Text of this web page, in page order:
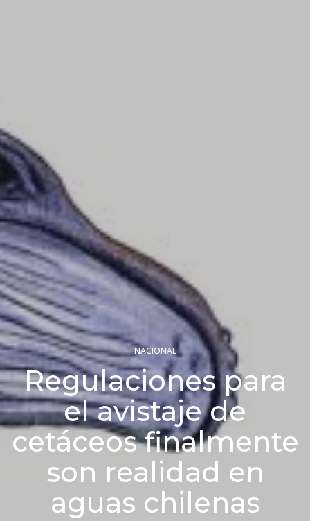
NACIONAL
Regulaciones para
el avistaje de
cetáceos finalmente
son realidad en
aguas chilenas